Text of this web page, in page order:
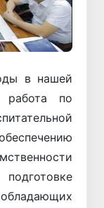
в нашей
работа по